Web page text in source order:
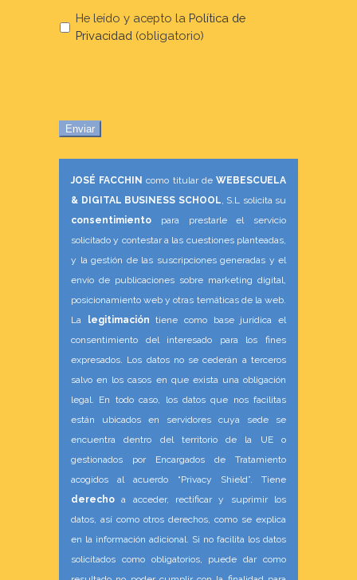
He leído y acepto la Política de
Privacidad (obligatorio)
Enviar
JOSÉ FACCHIN como titular deWEBESCUELA
& DIGITAL BUSINESS SCHOOL, S.L solicita su
consentimiento para prestarle el servicio
solicitado y contestar a las cuestiones planteadas,
y la gestión de las suscripciones generadas y el
envío de publicaciones sobre marketing digital,
posicionamiento web y otras temáticas de la web.
La legitimacióntiene como base jurídica el
consentimiento del interesado para los fines
expresados. Los datos no se cederán a terceros
salvo en los casos en que exista una obligación
legal. En todo caso, los datos que nos facilitas
están ubicados en servidores cuya sede se
encuentra dentro del territorio de la UE o
gestionados por Encargados de Tratamiento
acogidos al acuerdo “Privacy Shield”. Tiene
derechoa acceder, rectificar y suprimir los
datos, así como otros derechos, como se explica
en la información adicional. Si no facilita los datos
solicitados como obligatorios, puede dar como